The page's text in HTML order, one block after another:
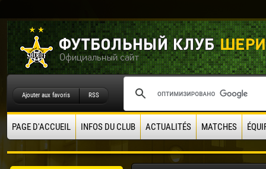
Ajouter aux favoris RSS
PAGE D'ACCUEIL INFOS DU CLUB ACTUALITÉS MATCHES